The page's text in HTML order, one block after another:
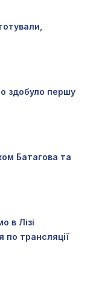
здобуло першу
Батагова та
в Лізі
по трансляції